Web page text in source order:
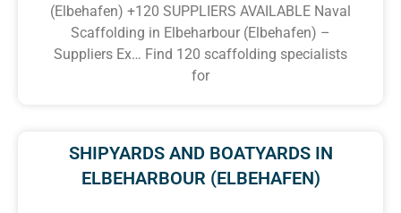
(Elbehafen) +120 SUPPLIERS AVAILABLE Naval
Scaffolding in Elbeharbour (Elbehafen) –
Suppliers Ex… Find 120 scaffolding specialists
for
SHIPYARDS AND BOATYARDS IN
ELBEHARBOUR (ELBEHAFEN)